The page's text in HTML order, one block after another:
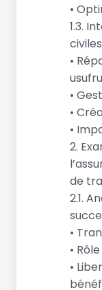
•
1.3.
•
•
•
•
2.
de
2.1.
•
•
•